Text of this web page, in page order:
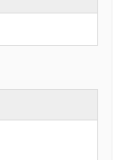
の自社ア